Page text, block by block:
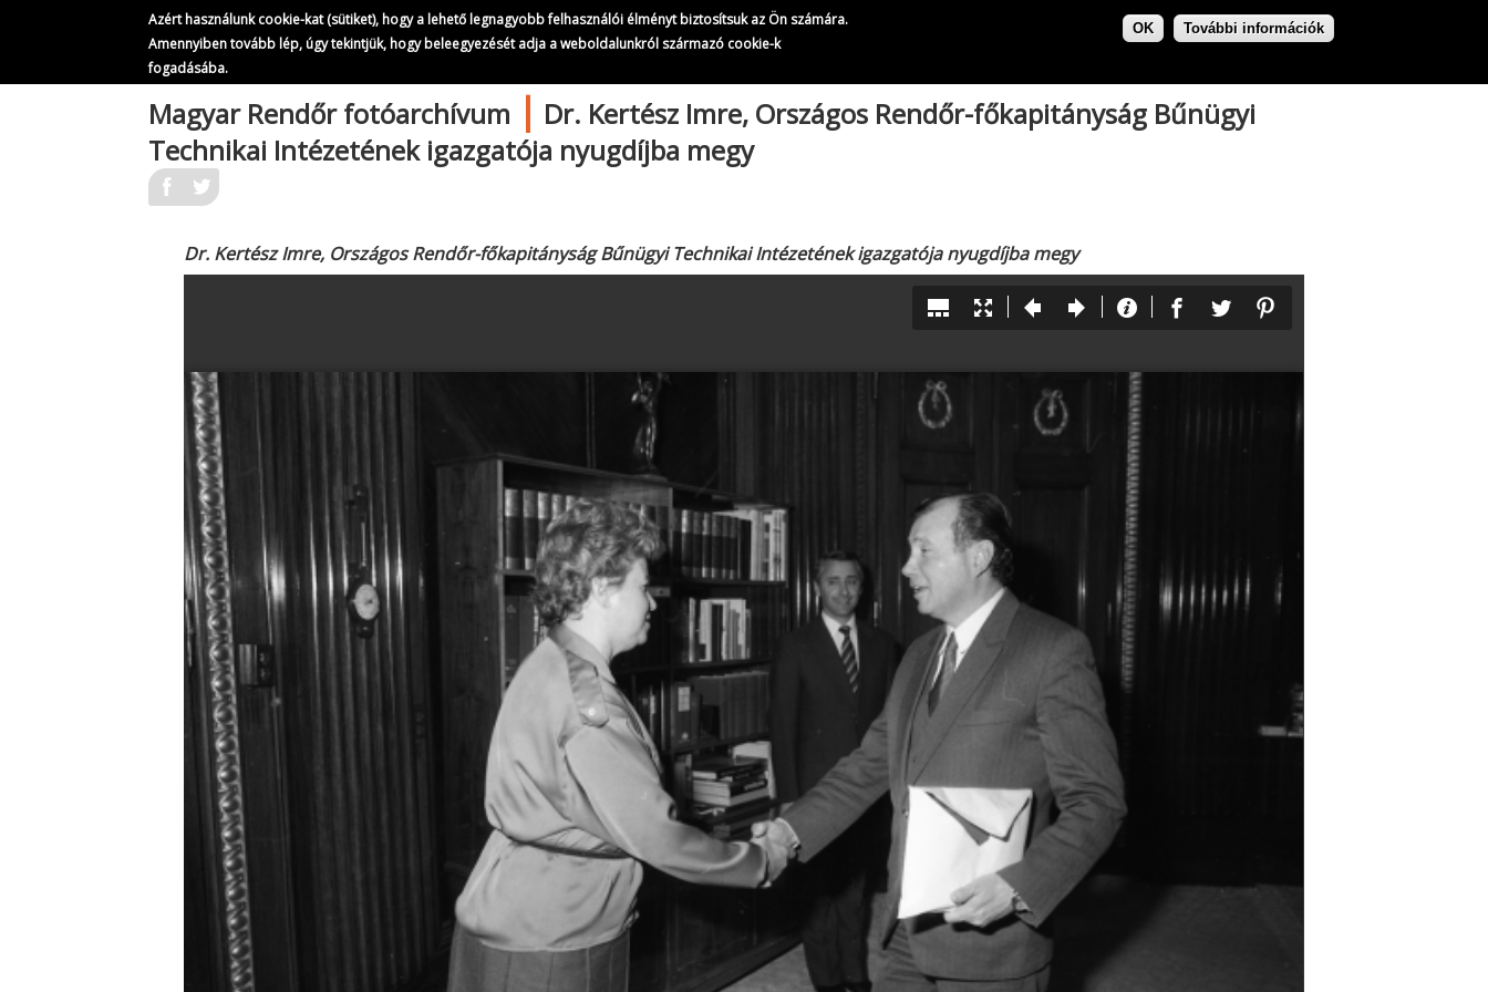
Azért használunk cookie-kat (sütiket), hogy a lehető legnagyobb felhasználói élményt biztosítsuk az Ön számára.
Amennyiben tovább lép, úgy tekintjük, hogy beleegyezését adja a weboldalunkról származó cookie-k
fogadásába.
OK További információk
Magyar Rendőr fotóarchívum
36/39
Magyar Rendőr fotóarchívum | Dr. Kertész Imre, Országos Rendőr-főkapitányság Bűnügyi
Technikai Intézetének igazgatója nyugdíjba megy
Dr. Kertész Imre, Országos Rendőr-főkapitányság Bűnügyi Technikai Intézetének igazgatója nyugdíjba megy